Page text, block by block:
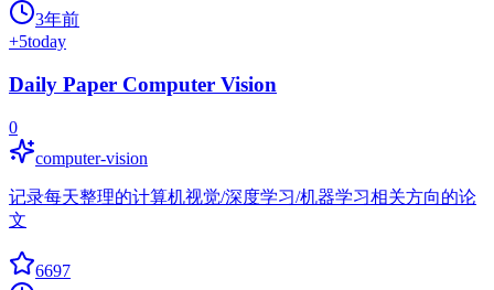
3年前
+5today
Daily Paper Computer Vision
0
computer-vision
记录每天整理的计算机视觉/深度学习/机器学习相关方向的论
文
6697